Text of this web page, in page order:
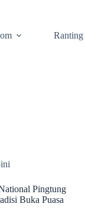
Ranting
Pingtung
Buka Puasa